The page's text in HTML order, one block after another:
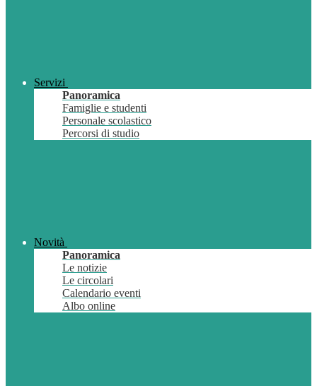
Servizi
Panoramica
Famiglie e studenti
Personale scolastico
Percorsi di studio
Novità
Panoramica
Le notizie
Le circolari
Calendario eventi
Albo online